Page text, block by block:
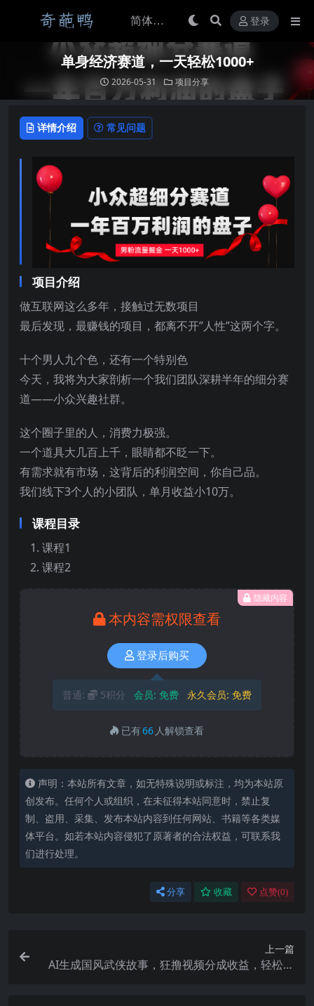
登录
单身经济赛道，一天轻松1000+
2026-05-31 项目分享
详情介绍 常见问题
项目介绍
做互联网这么多年，接触过无数项目
最后发现，最赚钱的项目，都离不开”人性”这两个字。
十个男人九个色，还有一个特别色
今天，我将为大家剖析一个我们团队深耕半年的细分赛
道——小众兴趣社群。
这个圈子里的人，消费力极强。
一个道具大几百上千，眼睛都不眨一下。
有需求就有市场，这背后的利润空间，你自己品。
我们线下3个人的小团队，单月收益小10万。
课程目录
课程1
课程2
隐藏内容
本内容需权限查看
登录后购买
普通: 5积分 会员: 免费 永久会员: 免费
已有66 人解锁查看
声明：本站所有文章，如无特殊说明或标注，均为本站原
创发布。任何个人或组织，在未征得本站同意时，禁止复
制、盗用、采集、发布本站内容到任何网站、书籍等各类媒
体平台。如若本站内容侵犯了原著者的合法权益，可联系我
们进行处理。
分享 收藏 点赞(0)
上一篇
AI生成国风武侠故事，狂撸视频分成收益，轻松日